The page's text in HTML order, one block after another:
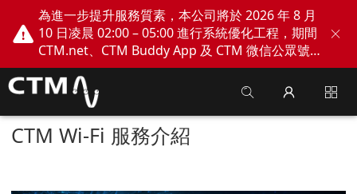
為進一步提升服務質素，本公司將於 2026 年 8 月
10 日凌晨 02:00 – 05:00 進行系統優化工程，期間
CTM.net、CTM Buddy App 及 CTM 微信公眾號
網上服務將會暫停。不便之處，敬請見諒！
CTM Wi-Fi 服務介紹